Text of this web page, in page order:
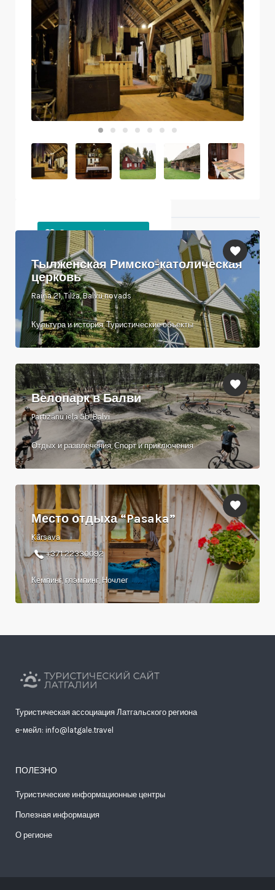
Тылженская Римско-католическая
церковь
Raiņa 21, Tilža, Balvu novads
Культура и история, Туристические объекты
Велопарк в Балви
Partizānu iela 5b, Balvi
Отдых и развлечения, Спорт и приключения
Место отдыха “Pasaka”
Kārsava
+371 22330092
Кемпинг, глэмпинг, Ночлег
Туристическая ассоциация Латгальского региона
е-мейл: info@latgale.travel
ПОЛЕЗНО
Туристические информационные центры
Полезная информация
О регионе